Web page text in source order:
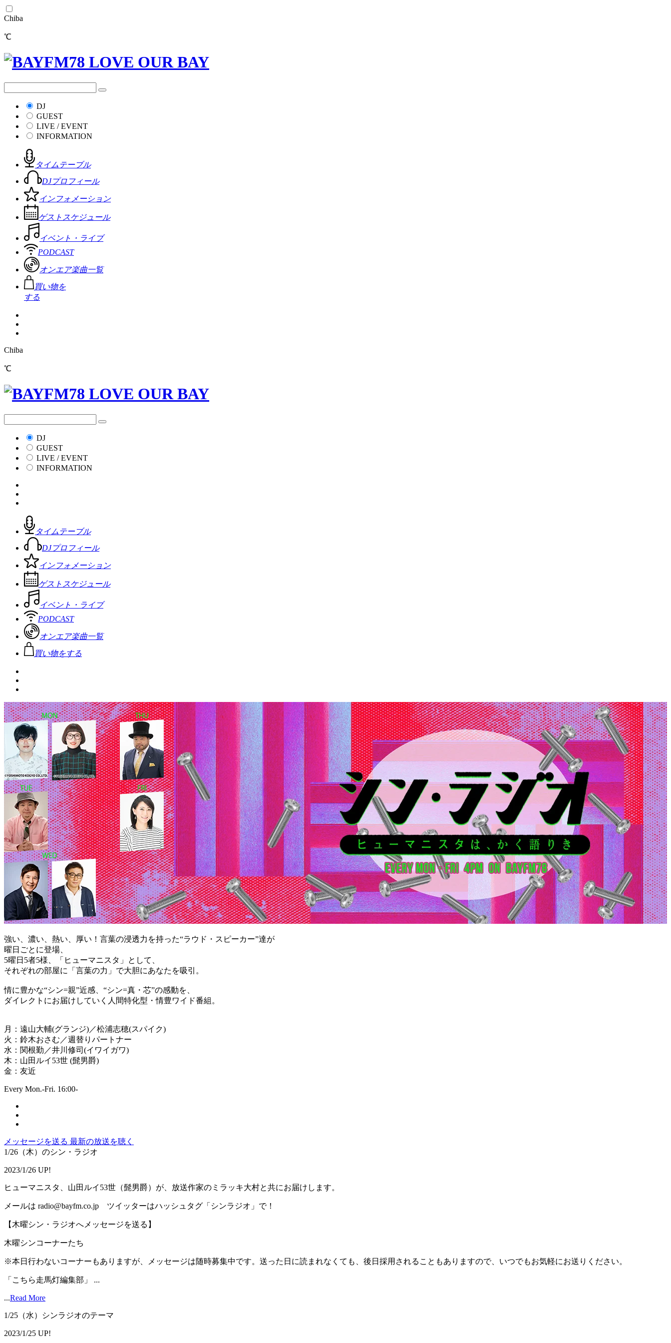
Chiba
℃
DJ
GUEST
LIVE / EVENT
INFORMATION
タイムテーブル
DJプロフィール
インフォメーション
ゲストスケジュール
イベント・ライブ
PODCAST
オンエア楽曲一覧
買い物を
する
Chiba
℃
DJ
GUEST
LIVE / EVENT
INFORMATION
タイムテーブル
DJプロフィール
インフォメーション
ゲストスケジュール
イベント・ライブ
PODCAST
オンエア楽曲一覧
買い物をする
強い、濃い、熱い、厚い！言葉の浸透力を持った“ラウド・スピーカー”達が
曜日ごとに登場、
5曜日5者5様、「ヒューマニスタ」として、
それぞれの部屋に「言葉の力」で大胆にあなたを吸引。
情に豊かな“シン=親”近感、“シン=真・芯”の感動を、
ダイレクトにお届けしていく人間特化型・情豊ワイド番組。
月：遠山大輔(グランジ)／松浦志穂(スパイク)
火：鈴木おさむ／週替りパートナー
水：関根勤／井川修司(イワイガワ)
木：山田ルイ53世 (髭男爵)
金：友近
Every Mon.-Fri. 16:00-
メッセージを送る 最新の放送を聴く
1/26（木）のシン・ラジオ
2023/1/26 UP!
ヒューマニスタ、山田ルイ53世（髭男爵）が、放送作家のミラッキ大村と共にお届けします。
メールは radio@bayfm.co.jp ツイッターはハッシュタグ「シンラジオ」で！
【木曜シン・ラジオへメッセージを送る】
木曜シンコーナーたち
※本日行わないコーナーもありますが、メッセージは随時募集中です。送った日に読まれなくても、後日採用されることもありますので、いつでもお気軽にお送りください。
「こちら走馬灯編集部」 ...
...Read More
1/25（水）シンラジオのテーマ
2023/1/25 UP!